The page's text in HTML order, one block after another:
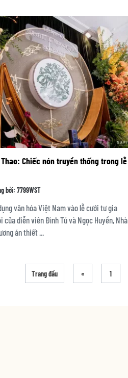
Chiếc nón truyền thống trong lễ
bởi: 7799WST
văn hóa Việt Nam vào lễ cưới tư gia
của diễn viên Đình Tú và Ngọc Huyền, Nhà
án thiết ...
Trang đầu « 1